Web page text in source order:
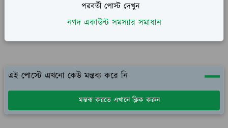
পরবর্তী পোস্ট দেখুন
নগদ একাউন্ট সমস্যার সমাধান
এই পোস্টে এখনো কেউ মন্তব্য করে নি
মন্তব্য করতে এখানে ক্লিক করুন